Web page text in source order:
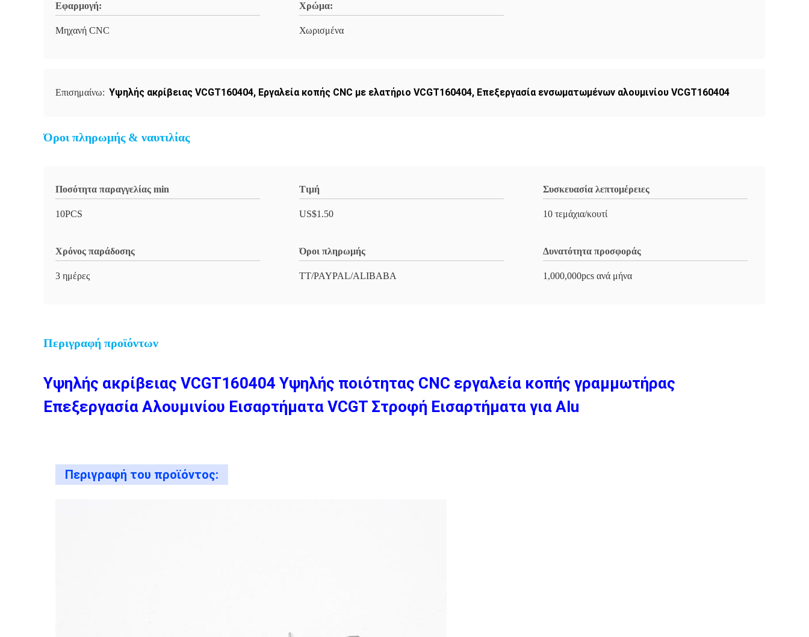
Εφαρμογή:
Μηχανή CNC
Χρώμα:
Χωρισμένα
Επισημαίνω: Υψηλής ακρίβειας VCGT160404, Εργαλεία κοπής CNC με ελατήριο VCGT160404, Επεξεργασία ενσωματωμένων αλουμινίου VCGT160404
Όροι πληρωμής & ναυτιλίας
Ποσότητα παραγγελίας min
10PCS
Τιμή
US$1.50
Συσκευασία λεπτομέρειες
10 τεμάχια/κουτί
Χρόνος παράδοσης
3 ημέρες
Όροι πληρωμής
TT/PAYPAL/ALIBABA
Δυνατότητα προσφοράς
1,000,000pcs ανά μήνα
Περιγραφή προϊόντων
Υψηλής ακρίβειας VCGT160404 Υψηλής ποιότητας CNC εργαλεία κοπής γραμμωτήρας
Επεξεργασία Αλουμινίου Εισαρτήματα VCGT Στροφή Εισαρτήματα για Alu
Περιγραφή του προϊόντος: